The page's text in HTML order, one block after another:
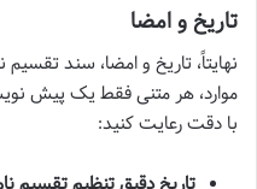
تاریخ و امضا
نهایتاً، تاریخ و امضا، سند
موارد، هر متنی فقط یک پیش
با دقت رعایت کنید: